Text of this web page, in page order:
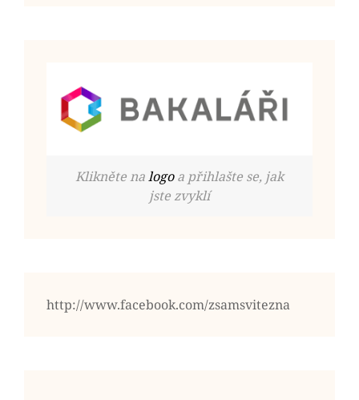
Klikněte nalogoa přihlašte se, jak
jste zvyklí
http://www.facebook.com/zsamsvitezna